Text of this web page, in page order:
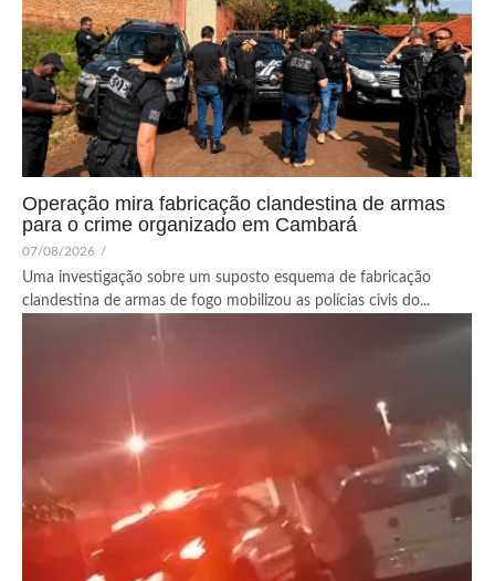
Operação mira fabricação clandestina de armas
para o crime organizado em Cambará
07/08/2026 /
Uma investigação sobre um suposto esquema de fabricação
clandestina de armas de fogo mobilizou as polícias civis do...